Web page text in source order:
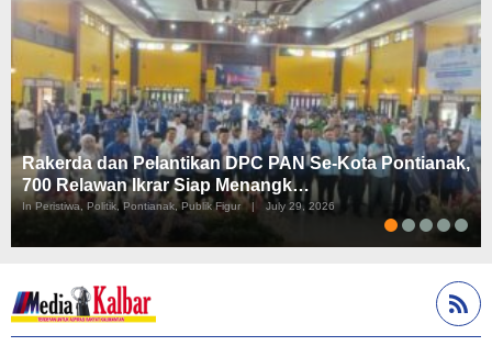
Rakerda dan Pelantikan DPC PAN Se-Kota Pontianak,
700 Relawan Ikrar Siap Menangk…
In Peristiwa, Politik, Pontianak, Publik Figur July 29, 2026